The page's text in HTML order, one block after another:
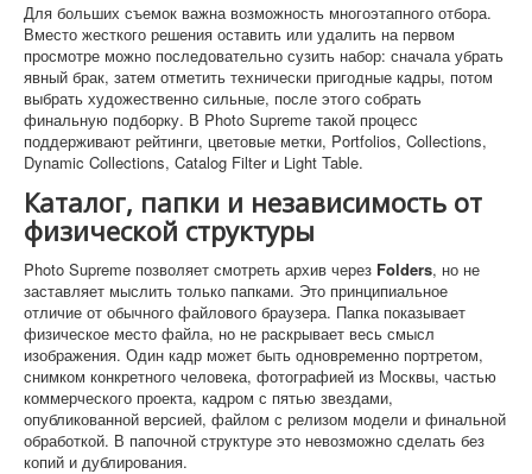
Для больших съемок важна возможность многоэтапного отбора.
Вместо жесткого решения оставить или удалить на первом
просмотре можно последовательно сузить набор: сначала убрать
явный брак, затем отметить технически пригодные кадры, потом
выбрать художественно сильные, после этого собрать
финальную подборку. В Photo Supreme такой процесс
поддерживают рейтинги, цветовые метки, Portfolios, Collections,
Dynamic Collections, Catalog Filter и Light Table.
Каталог, папки и независимость от
физической структуры
Photo Supreme позволяет смотреть архив через Folders, но не
заставляет мыслить только папками. Это принципиальное
отличие от обычного файлового браузера. Папка показывает
физическое место файла, но не раскрывает весь смысл
изображения. Один кадр может быть одновременно портретом,
снимком конкретного человека, фотографией из Москвы, частью
коммерческого проекта, кадром с пятью звездами,
опубликованной версией, файлом с релизом модели и финальной
обработкой. В папочной структуре это невозможно сделать без
копий и дублирования.